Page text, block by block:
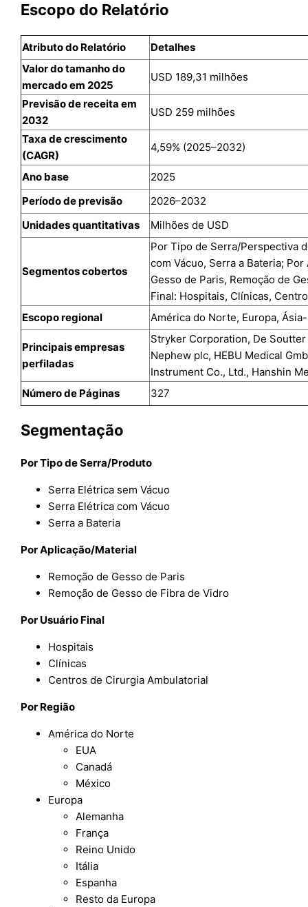
Escopo do Relatório
Atributo do Relatório
Detalhes
Valor do tamanho do
mercado em 2025
USD 189,31 milhões
Previsão de receita em
2032
USD 259 milhões
Taxa de crescimento
(CAGR)
4,59% (2025–2032)
Ano base
2025
Período de previsão
2026–2032
Unidades quantitativas
Milhões de USD
Segmentos cobertos
Por Tipo de Serra/Perspectiva
com Vácuo, Serra a Bateria;
Gesso de Paris, Remoção de
Final: Hospitais, Clínicas,
Escopo regional
América do Norte, Europa,
Principais empresas
perfiladas
Stryker Corporation, De
Nephew plc, HEBU Medical
Instrument Co., Ltd., Hanshin
Número de Páginas
327
Segmentação
Por Tipo de Serra/Produto
Serra Elétrica sem Vácuo
Serra Elétrica com Vácuo
Serra a Bateria
Por Aplicação/Material
Remoção de Gesso de Paris
Remoção de Gesso de Fibra de Vidro
Por Usuário Final
Hospitais
Clínicas
Centros de Cirurgia Ambulatorial
Por Região
América do Norte
EUA
Canadá
México
Europa
Alemanha
França
Reino Unido
Itália
Espanha
Resto da Europa